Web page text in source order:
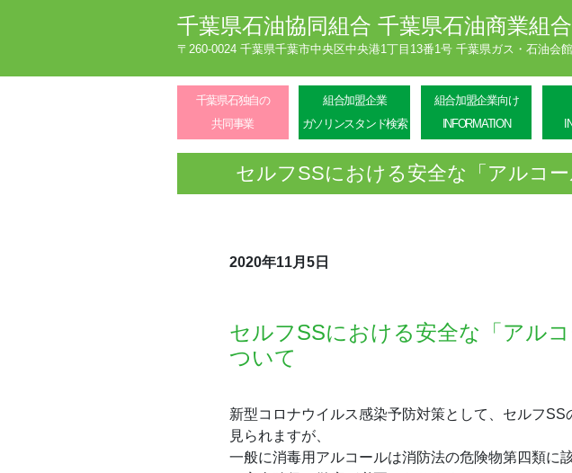
千葉県石油協同組合 千葉県石油商業組合
〒260-0024 千葉県千葉市中央区中央港1丁目13番1号 千葉県ガス・石油会
千葉県石独自の
共同事業
組合加盟企業
ガソリンスタンド検索
組合加盟企業向け
INFORMATION
セルフSSにおける安全な「アルコ
2020年11月5日
セルフSSにおける安全な「アル
ついて
新型コロナウイルス感染予防対策として、セルフ
見られますが、
一般に消毒用アルコールは消防法の危険物第四類に